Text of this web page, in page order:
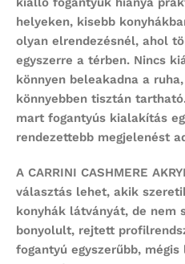
helyeken, kisebb
olyan elrendezésnél, ahol
egyszerre a térben. Nincs
könnyen beleakadna a
könnyebben tisztán
mart fogantyús kialakítás
rendezettebb megjelenést
A CARRINI CASHMERE
választás lehet, akik
konyhák látványát, de nem
bonyolult, rejtett
fogantyú egyszerűbb,